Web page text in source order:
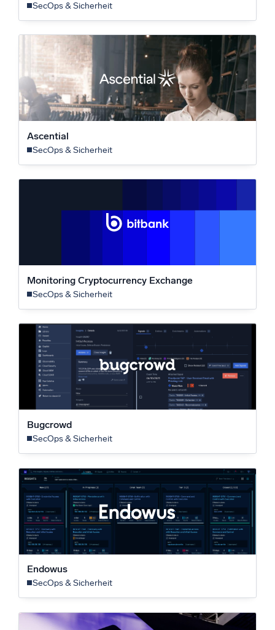
SecOps & Sicherheit
Ascential
SecOps & Sicherheit
Monitoring Cryptocurrency Exchange
SecOps & Sicherheit
Bugcrowd
SecOps & Sicherheit
Endowus
SecOps & Sicherheit